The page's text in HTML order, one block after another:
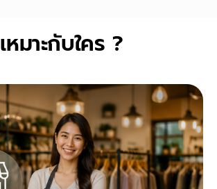
เหมาะกับใคร ?